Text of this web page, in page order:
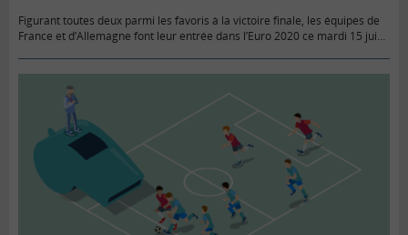
Figurant toutes deux parmi les favoris à la victoire finale, les équipes de
France et d’Allemagne font leur entrée dans l’Euro 2020 ce mardi 15 juin.